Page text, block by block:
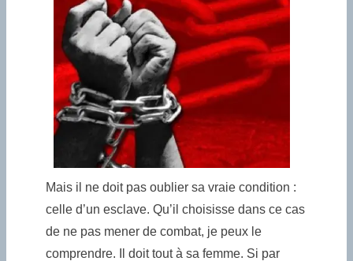
Mais il ne doit pas oublier sa vraie condition :
celle d’un esclave. Qu’il choisisse dans ce cas
de ne pas mener de combat, je peux le
comprendre. Il doit tout à sa femme. Si par